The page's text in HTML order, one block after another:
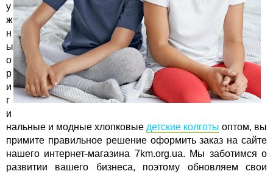
у
ж
н
ы
о
р
и
г
и
нальные и модные хлопковые детские колготы оптом, вы
примите правильное решение оформить заказ на сайте
нашего интернет-магазина 7km.org.ua. Мы заботимся о
развитии вашего бизнеса, поэтому обновляем свои